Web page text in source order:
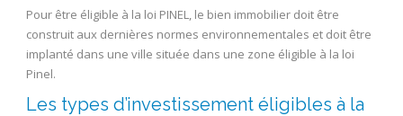
Pour être éligible à la loi PINEL, le bien immobilier doit être
construit aux dernières normes environnementales et doit être
implanté dans une ville située dans une zone éligible à la loi
Pinel.
Les types d’investissement éligibles à la